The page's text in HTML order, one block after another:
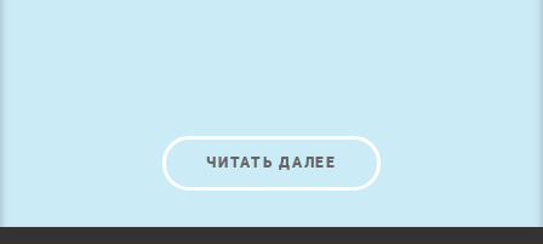
ЧИТАТЬ ДАЛЕЕ